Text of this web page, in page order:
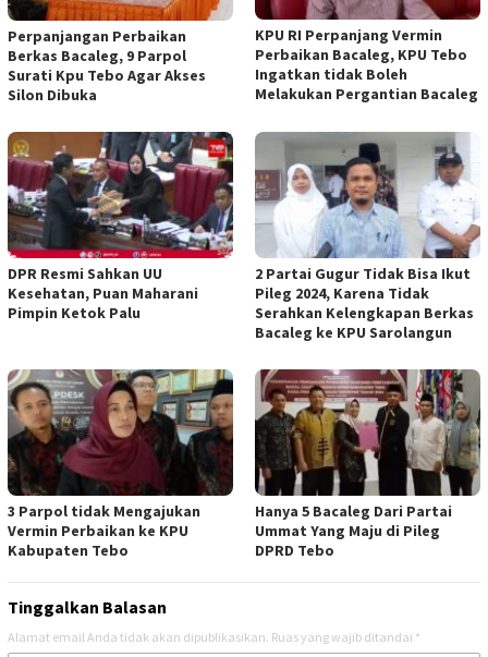
Perpanjangan Perbaikan
Berkas Bacaleg, 9 Parpol
Surati Kpu Tebo Agar Akses
Silon Dibuka
KPU RI Perpanjang Vermin
Perbaikan Bacaleg, KPU Tebo
Ingatkan tidak Boleh
Melakukan Pergantian Bacaleg
DPR Resmi Sahkan UU
Kesehatan, Puan Maharani
Pimpin Ketok Palu
2 Partai Gugur Tidak Bisa Ikut
Pileg 2024, Karena Tidak
Serahkan Kelengkapan Berkas
Bacaleg ke KPU Sarolangun
3 Parpol tidak Mengajukan
Vermin Perbaikan ke KPU
Kabupaten Tebo
Hanya 5 Bacaleg Dari Partai
Ummat Yang Maju di Pileg
DPRD Tebo
Tinggalkan Balasan
Alamat email Anda tidak akan dipublikasikan. Ruas yang wajib ditandai *